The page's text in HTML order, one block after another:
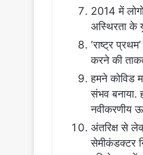
2014 में
अस्थिरता के
‘राष्ट्र
करने की
हमने कोविड
संभव
नवीकरणीय
अंतरिक्ष से
सेमीकंडक्टर